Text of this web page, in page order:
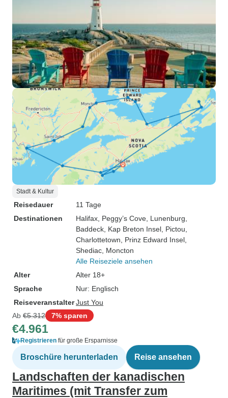
Stadt & Kultur
Reisedauer
11 Tage
Destinationen
Halifax , Peggy’s Cove , Lunenburg
Baddeck , Kap Breton Insel , Pictou
Charlottetown , Prinz Edward Insel
Shediac , Moncton
Alle Reiseziele ansehen
Alter
Alter 18+
Sprache
Nur: Englisch
ReiseveranstalterJust You
Ab €5.312 7% sparen
€4.961
Registrieren für große Ersparnisse
Broschüre herunterladen Reise ansehen
Landschaften der kanadischen
Maritimes (mit Transfer zum